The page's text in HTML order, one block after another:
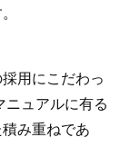
用にこだわっ
ュアルに有る
み重ねであ